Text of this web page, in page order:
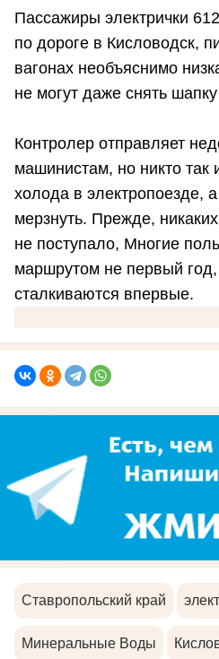
Пассажиры электрички
по дороге в Кисловодск,
вагонах необъяснимо
не могут даже снять
Контролер отправляет
машинистам, но никто так
холода в электропоезде,
мерзнуть. Прежде,
не поступало, Многие
маршрутом не первый год,
сталкиваются впервые.
Ставропольский край
Минеральные Воды